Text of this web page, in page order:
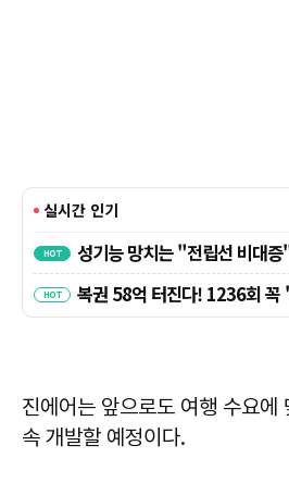
진에어는 앞으로도 여행 수요에
속 개발할 예정이다.